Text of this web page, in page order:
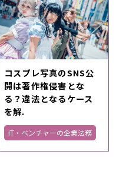
コスプレ写真のSNS公
開は著作権侵害とな
る？違法となるケース
を解.
IT・ベンチャーの企業法務